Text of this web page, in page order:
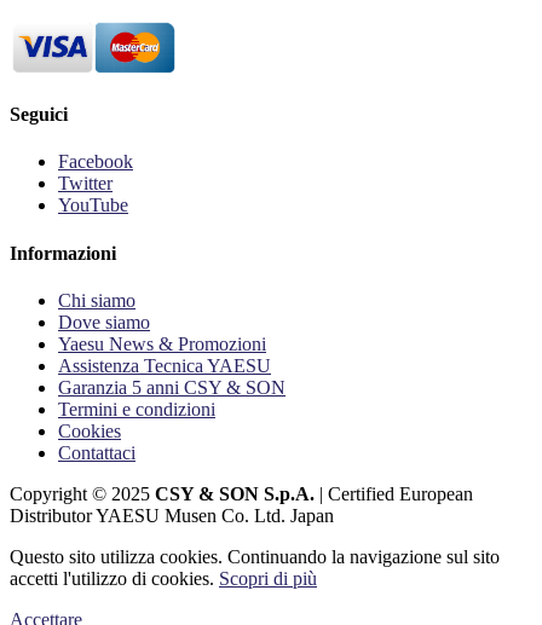
Seguici
Facebook
Twitter
YouTube
Informazioni
Chi siamo
Dove siamo
Yaesu News & Promozioni
Assistenza Tecnica YAESU
Garanzia 5 anni CSY & SON
Termini e condizioni
Cookies
Contattaci
Copyright © 2025 CSY & SON S.p.A. | Certified European
Distributor YAESU Musen Co. Ltd. Japan
Questo sito utilizza cookies. Continuando la navigazione sul sito
accetti l'utilizzo di cookies. Scopri di più
Accettare